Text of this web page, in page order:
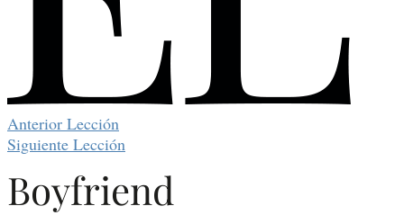
Anterior Lección
Siguiente Lección
Boyfriend